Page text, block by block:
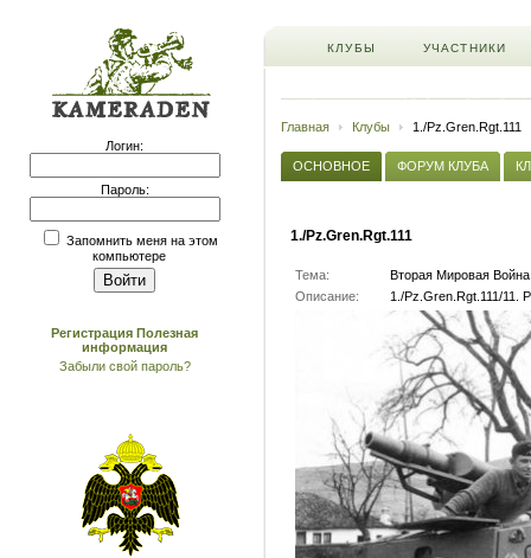
Логин:
Пароль:
Запомнить меня на этом
компьютере
Регистрация Полезная
информация
Забыли свой пароль?
КЛУБЫ УЧАСТНИКИ
Главная Клубы 1./Pz.Gren.Rgt.111
ОСНОВНОЕ ФОРУМ КЛУБА
1./Pz.Gren.Rgt.111
Тема:
Вторая Мировая
Описание:
1./Pz.Gren.Rgt.111/11.